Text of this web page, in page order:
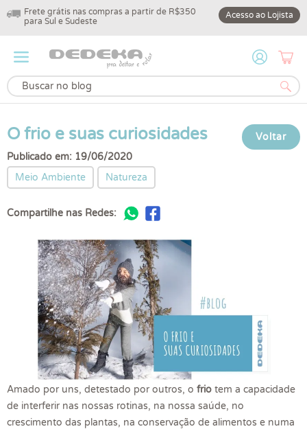
10% off na primeira compra com cupom
DEDEKA10
4% de desconto no
Acesso ao Lojista
O frio e suas curiosidades
Voltar
Publicado em: 19/06/2020
Meio Ambiente
Natureza
Compartilhe nas Redes:
Amado por uns, detestado por outros, o frio tem a capacidade
de interferir nas nossas rotinas, na nossa saúde, no
crescimento das plantas, na conservação de alimentos e numa